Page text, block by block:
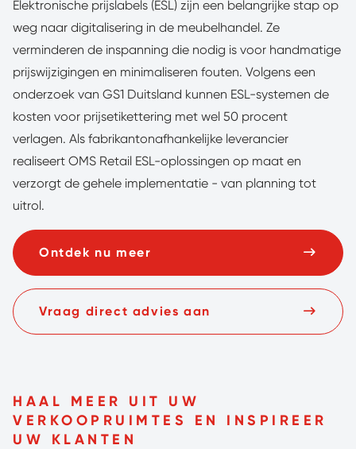
Elektronische prijslabels (ESL) zijn een belangrijke stap op
weg naar digitalisering in de meubelhandel. Ze
verminderen de inspanning die nodig is voor handmatige
prijswijzigingen en minimaliseren fouten. Volgens een
onderzoek van GS1 Duitsland kunnen ESL-systemen de
kosten voor prijsetikettering met wel 50 procent
verlagen. Als fabrikantonafhankelijke leverancier
realiseert OMS Retail ESL-oplossingen op maat en
verzorgt de gehele implementatie - van planning tot
uitrol.
Ontdek nu meer
Vraag direct advies aan
HAAL MEER UIT UW
VERKOOPRUIMTES EN INSPIREER
UW KLANTEN